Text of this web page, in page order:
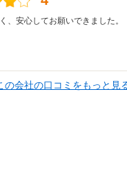
、安心してお願いできました。
の会社の口コミをもっと見